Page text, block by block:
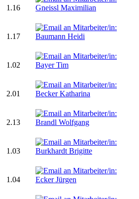
1.16
1.17
1.02
2.01
2.13
1.03
1.04